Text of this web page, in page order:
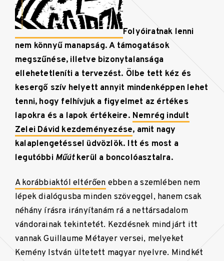
Folyóiratnak lenni
nem könnyű manapság. A támogatások
megszűnése, illetve bizonytalansága
ellehetetleníti a tervezést. Ölbe tett kéz és
kesergő szív helyett annyit mindenképpen lehet
tenni, hogy felhívjuk a figyelmet az értékes
lapokra és a lapok értékeire. Nemrég indult
Zelei Dávid kezdeményezése, amit nagy
kalaplengetéssel üdvözlök. Itt és most a
legutóbbi Műútkerül a boncolóasztalra.
A korábbiaktól eltérően ebben a szemlében nem
lépek dialógusba minden szöveggel, hanem csak
néhány írásra irányítanám rá a nettársadalom
vándorainak tekintetét. Kezdésnek mindjárt itt
vannak Guillaume Métayer versei, melyeket
Kemény István ültetett magyar nyelvre. Mindkét